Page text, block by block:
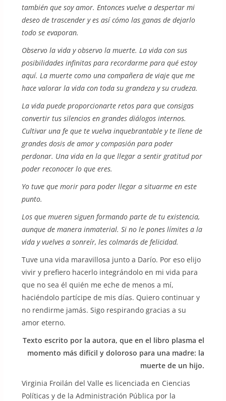
también que soy amor. Entonces vuelve a despertar mi
deseo de trascender y es así cómo las ganas de dejarlo
todo se evaporan.
Observo la vida y observo la muerte. La vida con sus
posibilidades infinitas para recordarme para qué estoy
aquí. La muerte como una compañera de viaje que me
hace valorar la vida con toda su grandeza y su crudeza.
La vida puede proporcionarte retos para que consigas
convertir tus silencios en grandes diálogos internos.
Cultivar una fe que te vuelva inquebrantable y te llene de
grandes dosis de amor y compasión para poder
perdonar. Una vida en la que llegar a sentir gratitud por
poder reconocer lo que eres.
Yo tuve que morir para poder llegar a situarme en este
punto.
Los que mueren siguen formando parte de tu existencia,
aunque de manera inmaterial. Si no le pones límites a la
vida y vuelves a sonreír, les colmarás de felicidad.
Tuve una vida maravillosa junto a Darío. Por eso elijo
vivir y prefiero hacerlo integrándolo en mi vida para
que no sea él quién me eche de menos a mí,
haciéndolo partícipe de mis días. Quiero continuar y
no rendirme jamás. Sigo respirando gracias a su
amor eterno.
Texto escrito por la autora, que en el libro plasma el
momento más difícil y doloroso para una madre: la
muerte de un hijo.
Virginia Froilán del Valle es licenciada en Ciencias
Políticas y de la Administración Pública por la